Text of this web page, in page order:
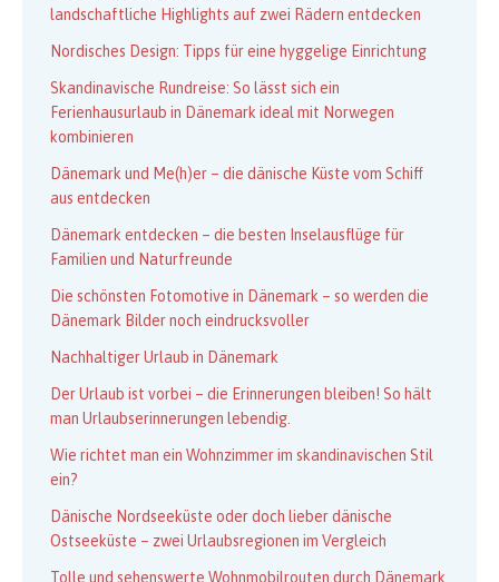
landschaftliche Highlights auf zwei Rädern entdecken
Nordisches Design: Tipps für eine hyggelige Einrichtung
Skandinavische Rundreise: So lässt sich ein
Ferienhausurlaub in Dänemark ideal mit Norwegen
kombinieren
Dänemark und Me(h)er – die dänische Küste vom Schiff
aus entdecken
Dänemark entdecken – die besten Inselausflüge für
Familien und Naturfreunde
Die schönsten Fotomotive in Dänemark – so werden die
Dänemark Bilder noch eindrucksvoller
Nachhaltiger Urlaub in Dänemark
Der Urlaub ist vorbei – die Erinnerungen bleiben! So hält
man Urlaubserinnerungen lebendig.
Wie richtet man ein Wohnzimmer im skandinavischen Stil
ein?
Dänische Nordseeküste oder doch lieber dänische
Ostseeküste – zwei Urlaubsregionen im Vergleich
Tolle und sehenswerte Wohnmobilrouten durch Dänemark